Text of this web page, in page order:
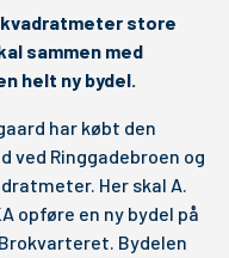
kvadratmeter store
sammen med
helt ny bydel.
har købt den
Ringgadebroen og
Her skal A.
opføre en ny bydel på
Bydelen